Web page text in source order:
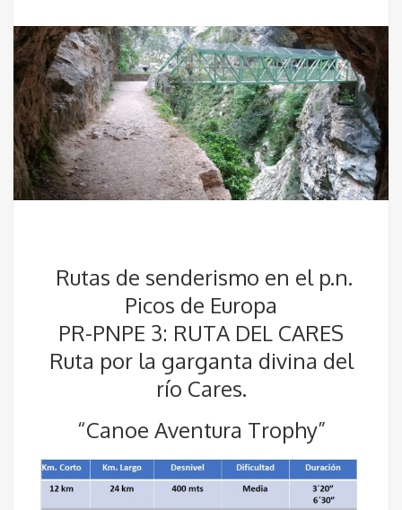
Rutas de senderismo en el p.n.
Picos de Europa
PR-PNPE 3: RUTA DEL CARES
Ruta por la garganta divina del
río Cares.
“Canoe Aventura Trophy”